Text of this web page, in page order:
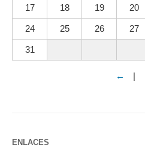
17 18 19 20
24 25 26 27
31
← |
ENLACES